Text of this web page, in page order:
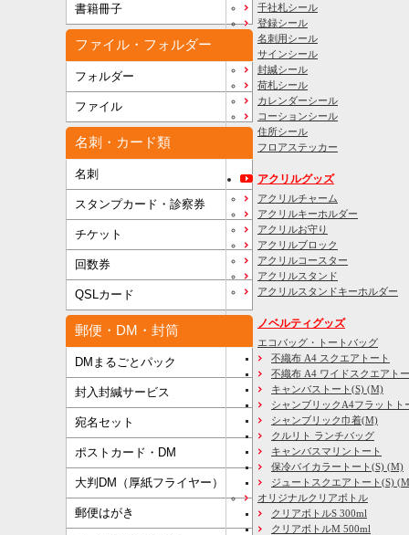
書籍冊子
ファイル・フォルダー
フォルダー
ファイル
名刺・カード類
名刺
スタンプカード・診察券
チケット
回数券
QSLカード
郵便・DM・封筒
DMまるごとパック
封入封緘サービス
宛名セット
ポストカード・DM
大判DM（厚紙フライヤー）
郵便はがき
千社札シール
登録シール
名刺用シール
サインシール
封緘シール
荷札シール
カレンダーシール
コーションシール
住所シール
フロアステッカー
アクリルグッズ
アクリルチャーム
アクリルキーホルダー
アクリルお守り
アクリルブロック
アクリルコースター
アクリルスタンド
アクリルスタンドキーホルダー
ノベルティグッズ
エコバッグ・トートバッグ
不織布 A4 スクエアトート
不織布 A4 ワイドスクエアト
キャンバストート(S) (M)
シャンブリックA4フラットト
シャンブリック巾着(M)
クルリト ランチバッグ
キャンバスマリントート
保冷バイカラートート(S) (M)
ジュートスクエアトート(S)
オリジナルクリアボトル
クリアボトルS 300ml
クリアボトルM 500ml